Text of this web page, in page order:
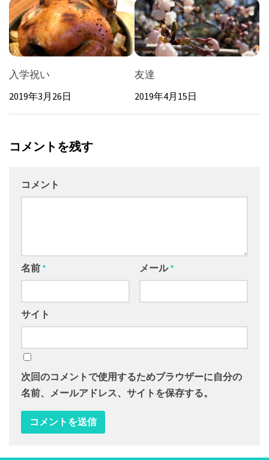
入学祝い
2019年3月26日
友達
2019年4月15日
コメントを残す
コメント
名前 * メール*
サイト
次回のコメントで使用するためブラウザーに自分の
名前、メールアドレス、サイトを保存する。